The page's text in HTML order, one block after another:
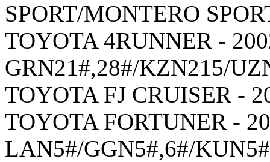
SPORT/MONTERO
TOYOTA 4RUNNER -
GRN21#,28#/KZN215/
TOYOTA FJ CRUISER -
TOYOTA FORTUNER -
LAN5#/GGN5#,6#/